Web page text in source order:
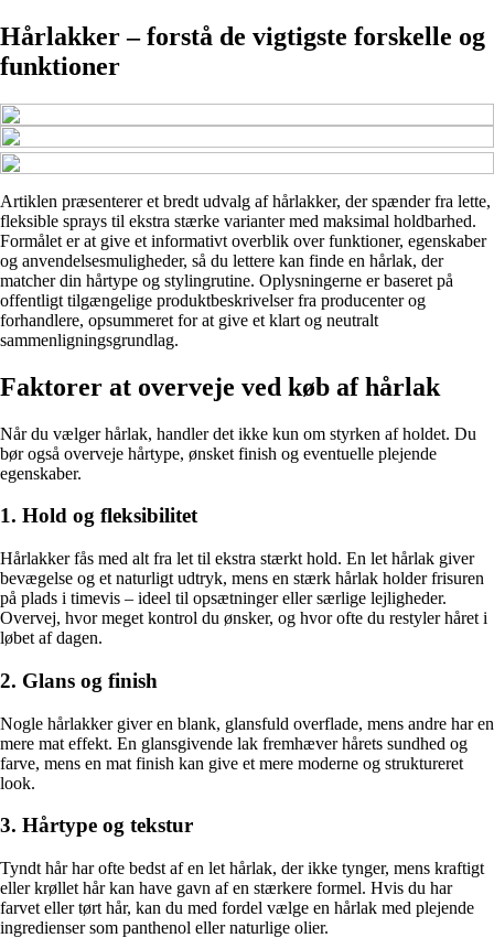
Hårlakker – forstå de vigtigste forskelle og
funktioner
Artiklen præsenterer et bredt udvalg af hårlakker, der spænder fra lette,
fleksible sprays til ekstra stærke varianter med maksimal holdbarhed.
Formålet er at give et informativt overblik over funktioner, egenskaber
og anvendelsesmuligheder, så du lettere kan finde en hårlak, der
matcher din hårtype og stylingrutine. Oplysningerne er baseret på
offentligt tilgængelige produktbeskrivelser fra producenter og
forhandlere, opsummeret for at give et klart og neutralt
sammenligningsgrundlag.
Faktorer at overveje ved køb af hårlak
Når du vælger hårlak, handler det ikke kun om styrken af holdet. Du
bør også overveje hårtype, ønsket finish og eventuelle plejende
egenskaber.
1. Hold og fleksibilitet
Hårlakker fås med alt fra let til ekstra stærkt hold. En let hårlak giver
bevægelse og et naturligt udtryk, mens en stærk hårlak holder frisuren
på plads i timevis – ideel til opsætninger eller særlige lejligheder.
Overvej, hvor meget kontrol du ønsker, og hvor ofte du restyler håret i
løbet af dagen.
2. Glans og finish
Nogle hårlakker giver en blank, glansfuld overflade, mens andre har en
mere mat effekt. En glansgivende lak fremhæver hårets sundhed og
farve, mens en mat finish kan give et mere moderne og struktureret
look.
3. Hårtype og tekstur
Tyndt hår har ofte bedst af en let hårlak, der ikke tynger, mens kraftigt
eller krøllet hår kan have gavn af en stærkere formel. Hvis du har
farvet eller tørt hår, kan du med fordel vælge en hårlak med plejende
ingredienser som panthenol eller naturlige olier.